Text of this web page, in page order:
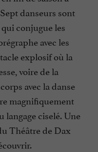
danseurs sont
conjugue les
avec les
explosif où la
voire de la
avec la danse
magnifiquement
langage ciselé. Une
Théâtre de Dax